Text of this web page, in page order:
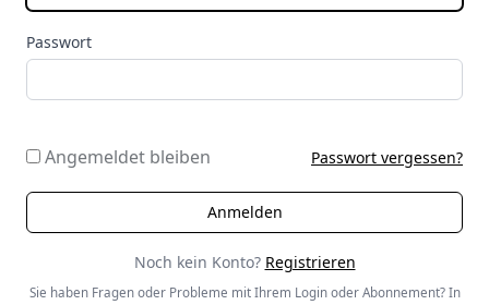
Passwort
Angemeldet bleiben Passwort vergessen?
Noch kein Konto? Registrieren
Sie haben Fragen oder Probleme mit Ihrem Login oder Abonnement? In